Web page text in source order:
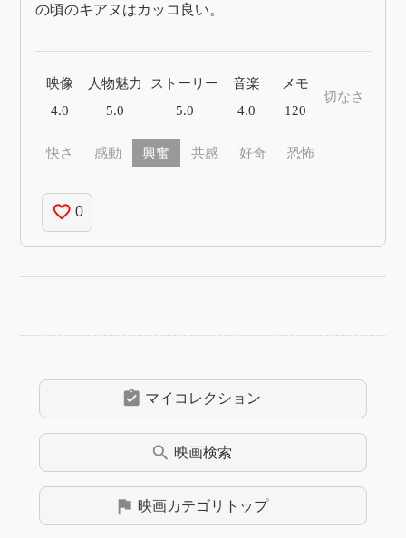
の頃のキアヌはカッコ良い。
映像
4.0
人物魅力
5.0
ストーリー
5.0
音楽
4.0
メモ
120
切なさ
快さ 感動 興奮 共感 好奇 恐怖
favorite_border 0
assignment_turned_in マイコレクション
search 映画検索
flag 映画カテゴリトップ